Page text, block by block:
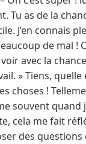
Tu as de la
J’en connais
de mal !
avec la
» Tiens,
choses !
souvent
cela me fait
des questions